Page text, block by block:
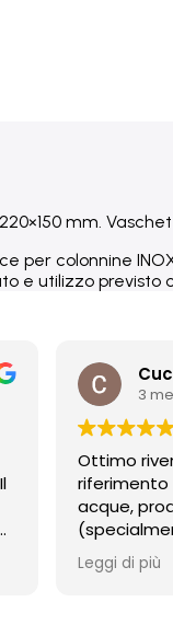
mm.
per colonnine
e utilizzo previsto
3
Ottimo
acque,
osmosi) e
Leggi di più